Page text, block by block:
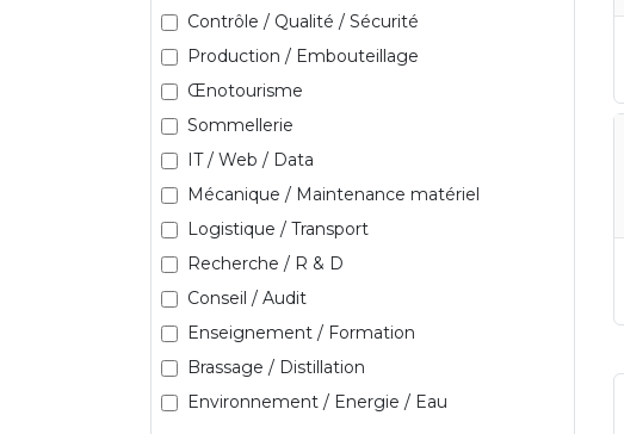
Contrôle / Qualité / Sécurité
Production / Embouteillage
Œnotourisme
Sommellerie
IT / Web / Data
Mécanique / Maintenance matériel
Logistique / Transport
Recherche / R & D
Conseil / Audit
Enseignement / Formation
Brassage / Distillation
Environnement / Energie / Eau